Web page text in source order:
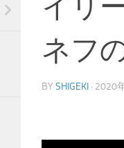
イリ
ネフ
BY SHIGEKI · 2020